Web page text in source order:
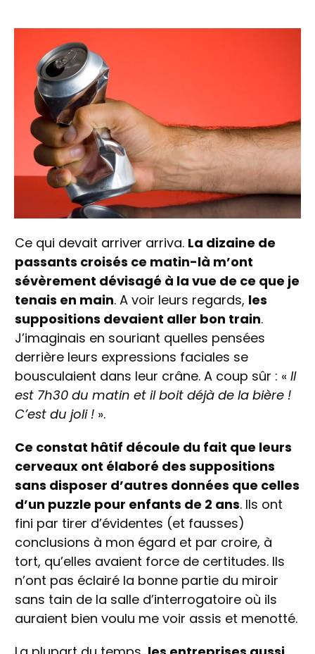
Ce qui devait arriver arriva. La dizaine de
passants croisés ce matin-là m’ont
sévèrement dévisagé à la vue de ce que je
tenais en main. A voir leurs regards, les
suppositions devaient aller bon train.
J’imaginais en souriant quelles pensées
derrière leurs expressions faciales se
bousculaient dans leur crâne. A coup sûr : « Il
est 7h30 du matin et il boit déjà de la bière !
C’est du joli ! ».
Ce constat hâtif découle du fait que leurs
cerveaux ont élaboré des suppositions
sans disposer d’autres données que celles
d’un puzzle pour enfants de 2 ans. Ils ont
fini par tirer d’évidentes (et fausses)
conclusions à mon égard et par croire, à
tort, qu’elles avaient force de certitudes. Ils
n’ont pas éclairé la bonne partie du miroir
sans tain de la salle d’interrogatoire où ils
auraient bien voulu me voir assis et menotté.